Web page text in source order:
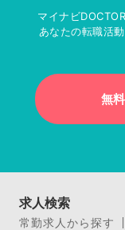
マイナビ
あなたの転職活
無
求人検索
常勤求人から探す